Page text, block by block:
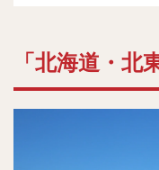
「北海道・北